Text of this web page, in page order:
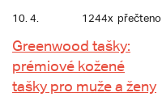
10. 4. 1244x přečteno
Greenwood tašky:
prémiové kožené
tašky pro muže a ženy